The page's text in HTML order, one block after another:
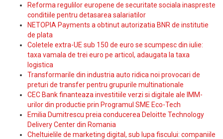
Reforma regulilor europene de securitate sociala inaspreste
conditiile pentru detasarea salariatilor
NETOPIA Payments a obtinut autorizatia BNR de institutie
de plata
Coletele extra-UE sub 150 de euro se scumpesc din iulie:
taxa vamala de trei euro pe articol, adaugata la taxa
logistica
Transformarile din industria auto ridica noi provocari de
preturi de transfer pentru grupurile multinationale
CEC Bank finanteaza investitiile verzi si digitale ale IMM-
urilor din productie prin Programul SME Eco-Tech
Emilia Dumitrescu preia conducerea Deloitte Technology
Delivery Center din Romania
Cheltuielile de marketing digital, sub lupa fiscului: companiile